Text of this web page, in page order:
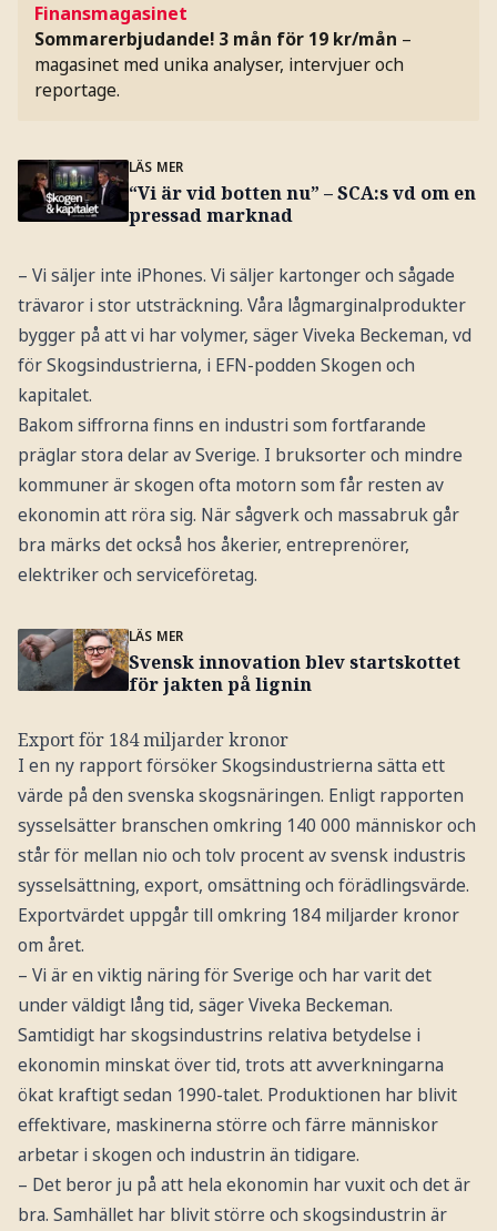
Finansmagasinet
Sommarerbjudande! 3 mån för 19 kr/mån –
magasinet med unika analyser, intervjuer och
reportage.
LÄS MER
“Vi är vid botten nu” – SCA:s vd om en
pressad marknad
– Vi säljer inte iPhones. Vi säljer kartonger och sågade
trävaror i stor utsträckning. Våra lågmarginalprodukter
bygger på att vi har volymer, säger Viveka Beckeman, vd
för Skogsindustrierna, i EFN-podden Skogen och
kapitalet.
Bakom siffrorna finns en industri som fortfarande
präglar stora delar av Sverige. I bruksorter och mindre
kommuner är skogen ofta motorn som får resten av
ekonomin att röra sig. När sågverk och massabruk går
bra märks det också hos åkerier, entreprenörer,
elektriker och serviceföretag.
LÄS MER
Svensk innovation blev startskottet
för jakten på lignin
Export för 184 miljarder kronor
I en ny rapport försöker Skogsindustrierna sätta ett
värde på den svenska skogsnäringen. Enligt rapporten
sysselsätter branschen omkring 140 000 människor och
står för mellan nio och tolv procent av svensk industris
sysselsättning, export, omsättning och förädlingsvärde.
Exportvärdet uppgår till omkring 184 miljarder kronor
om året.
– Vi är en viktig näring för Sverige och har varit det
under väldigt lång tid, säger Viveka Beckeman.
Samtidigt har skogsindustrins relativa betydelse i
ekonomin minskat över tid, trots att avverkningarna
ökat kraftigt sedan 1990-talet. Produktionen har blivit
effektivare, maskinerna större och färre människor
arbetar i skogen och industrin än tidigare.
– Det beror ju på att hela ekonomin har vuxit och det är
bra. Samhället har blivit större och skogsindustrin är